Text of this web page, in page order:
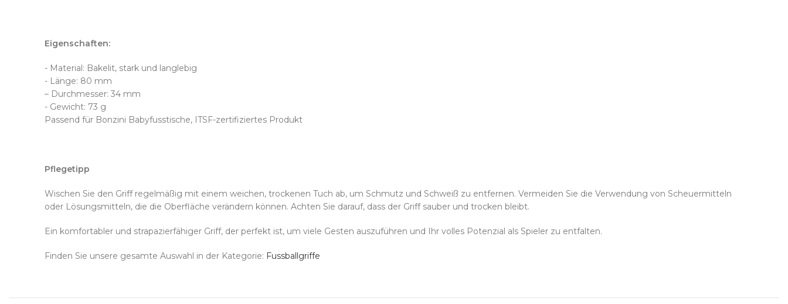
Eigenschaften:
- Material: Bakelit, stark und langlebig
- Länge: 80 mm
– Durchmesser: 34 mm
- Gewicht: 73 g
Passend für Bonzini Babyfusstische, ITSF-zertifiziertes Produkt
Pflegetipp
Wischen Sie den Griff regelmäßig mit einem weichen, trockenen Tuch ab, um Schmutz und Schweiß zu entfernen. Vermeiden Sie die Verwendung von Scheuermitteln
oder Lösungsmitteln, die die Oberfläche verändern können. Achten Sie darauf, dass der Griff sauber und trocken bleibt.
Ein komfortabler und strapazierfähiger Griff, der perfekt ist, um viele Gesten auszuführen und Ihr volles Potenzial als Spieler zu entfalten.
Finden Sie unsere gesamte Auswahl in der Kategorie: Fussballgriffe